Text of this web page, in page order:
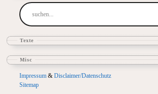
Texte
Misc
Impressum &Disclaimer/Datenschutz
Sitemap